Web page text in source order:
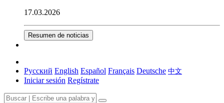
17.03.2026
Resumen de noticias
Русский English Español Français Deutsche 中文
Iniciar sesión Regístrate